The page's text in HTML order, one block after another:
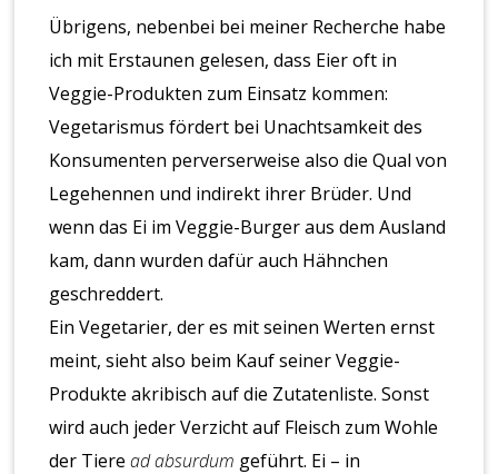
Übrigens, nebenbei bei meiner Recherche habe
ich mit Erstaunen gelesen, dass Eier oft in
Veggie-Produkten zum Einsatz kommen:
Vegetarismus fördert bei Unachtsamkeit des
Konsumenten perverserweise also die Qual von
Legehennen und indirekt ihrer Brüder. Und
wenn das Ei im Veggie-Burger aus dem Ausland
kam, dann wurden dafür auch Hähnchen
geschreddert.
Ein Vegetarier, der es mit seinen Werten ernst
meint, sieht also beim Kauf seiner Veggie-
Produkte akribisch auf die Zutatenliste. Sonst
wird auch jeder Verzicht auf Fleisch zum Wohle
der Tieread absurdum geführt. Ei – in